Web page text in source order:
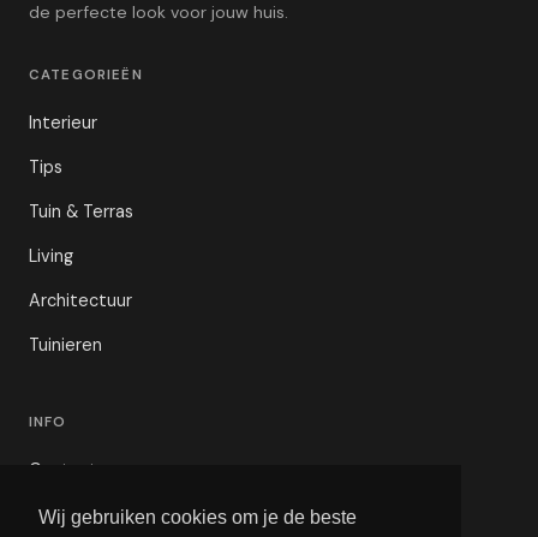
Wij gebruiken cookies om je de beste
de perfecte look voor jouw huis.
CATEGORIEËN
Interieur
Tips
Tuin & Terras
Living
Architectuur
Tuinieren
INFO
Contact
Privacybeleid